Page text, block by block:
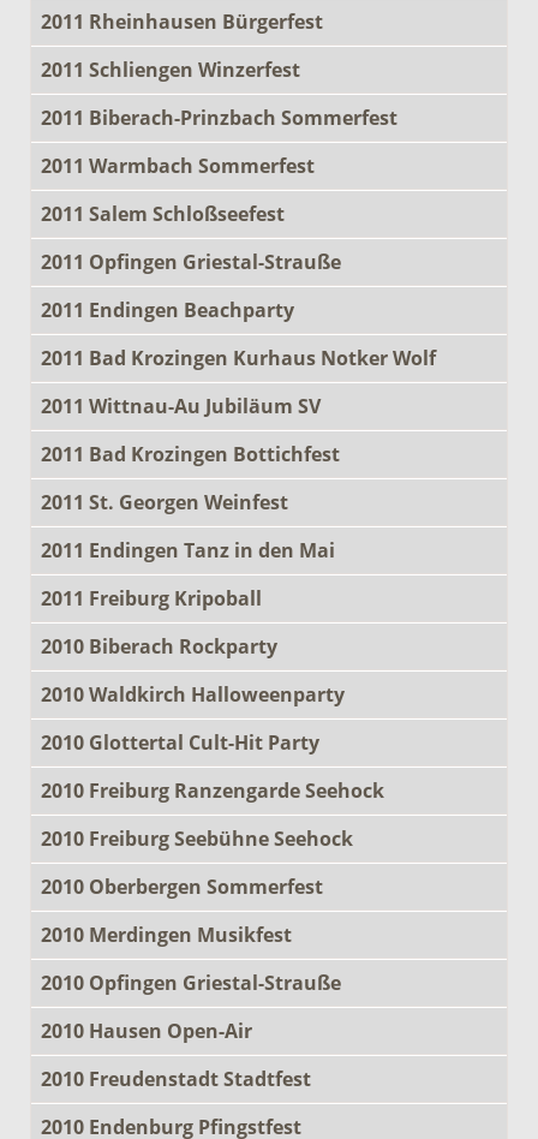
2011 Rheinhausen Bürgerfest
2011 Schliengen Winzerfest
2011 Biberach-Prinzbach Sommerfest
2011 Warmbach Sommerfest
2011 Salem Schloßseefest
2011 Opfingen Griestal-Strauße
2011 Endingen Beachparty
2011 Bad Krozingen Kurhaus Notker Wolf
2011 Wittnau-Au Jubiläum SV
2011 Bad Krozingen Bottichfest
2011 St. Georgen Weinfest
2011 Endingen Tanz in den Mai
2011 Freiburg Kripoball
2010 Biberach Rockparty
2010 Waldkirch Halloweenparty
2010 Glottertal Cult-Hit Party
2010 Freiburg Ranzengarde Seehock
2010 Freiburg Seebühne Seehock
2010 Oberbergen Sommerfest
2010 Merdingen Musikfest
2010 Opfingen Griestal-Strauße
2010 Hausen Open-Air
2010 Freudenstadt Stadtfest
2010 Endenburg Pfingstfest